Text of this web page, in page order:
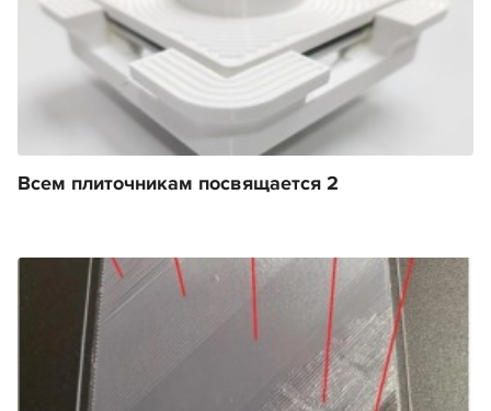
Всем плиточникам посвящается 2